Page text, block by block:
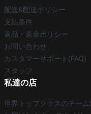
配送&配送ポリシー
支払条件
返品・返金ポリシー
お問い合わせ
カスタマーサポート(FAQ)
スタッフ
私達の店
世界トップクラスのチー